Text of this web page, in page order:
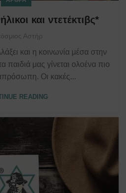
και ντετέκτιβς*
Αστήρ
και η κοινωνία μέσα στην
παιδιά μας γίνεται ολοένα πιο
Οι κακές...
READING